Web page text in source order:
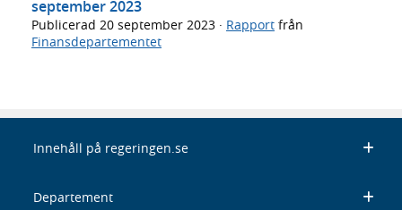
september 2023
Publicerad 20 september 2023 · Rapport från
Finansdepartementet
Innehåll på regeringen.se
Departement